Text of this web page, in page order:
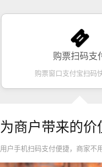
购票扫码支
购票窗口支付宝扫码
为商户带来的价
用户手机扫码支付便捷，商家不